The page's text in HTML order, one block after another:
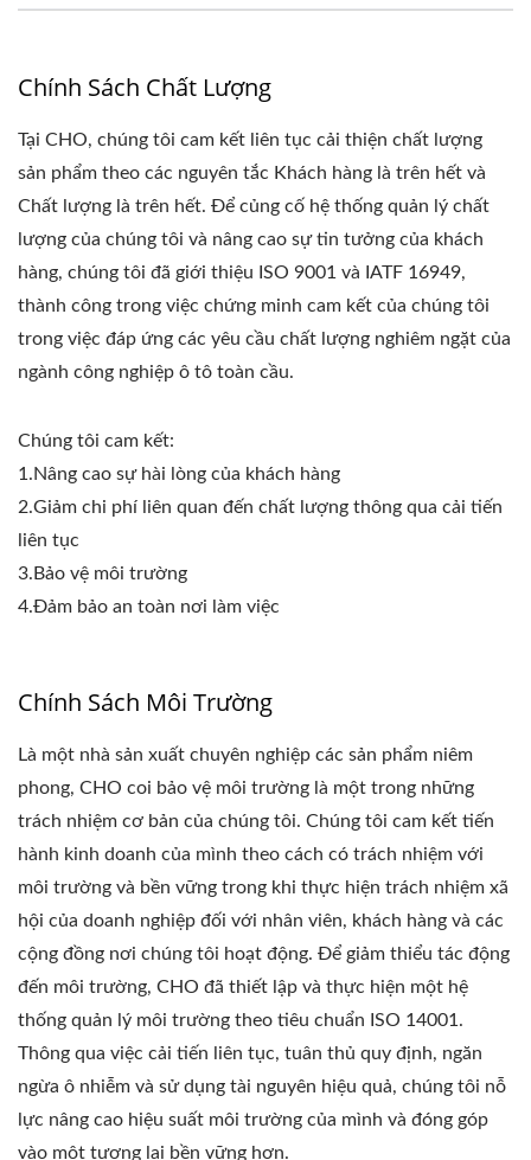
Chính Sách Chất Lượng
Tại CHO, chúng tôi cam kết liên tục cải thiện chất lượng
sản phẩm theo các nguyên tắc Khách hàng là trên hết và
Chất lượng là trên hết. Để củng cố hệ thống quản lý chất
lượng của chúng tôi và nâng cao sự tin tưởng của khách
hàng, chúng tôi đã giới thiệu ISO 9001 và IATF 16949,
thành công trong việc chứng minh cam kết của chúng tôi
trong việc đáp ứng các yêu cầu chất lượng nghiêm ngặt của
ngành công nghiệp ô tô toàn cầu.
Chúng tôi cam kết:
1.Nâng cao sự hài lòng của khách hàng
2.Giảm chi phí liên quan đến chất lượng thông qua cải tiến
liên tục
3.Bảo vệ môi trường
4.Đảm bảo an toàn nơi làm việc
Chính Sách Môi Trường
Là một nhà sản xuất chuyên nghiệp các sản phẩm niêm
phong, CHO coi bảo vệ môi trường là một trong những
trách nhiệm cơ bản của chúng tôi. Chúng tôi cam kết tiến
hành kinh doanh của mình theo cách có trách nhiệm với
môi trường và bền vững trong khi thực hiện trách nhiệm xã
hội của doanh nghiệp đối với nhân viên, khách hàng và các
cộng đồng nơi chúng tôi hoạt động. Để giảm thiểu tác động
đến môi trường, CHO đã thiết lập và thực hiện một hệ
thống quản lý môi trường theo tiêu chuẩn ISO 14001.
Thông qua việc cải tiến liên tục, tuân thủ quy định, ngăn
ngừa ô nhiễm và sử dụng tài nguyên hiệu quả, chúng tôi nỗ
lực nâng cao hiệu suất môi trường của mình và đóng góp
vào một tương lai bền vững hơn.